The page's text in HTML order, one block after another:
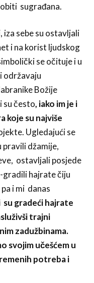
sugrađana.
iza sebe su ostavljali
i na korist ljudskog
se očituje i u
održavaju
Božije
su često, iako im je i
koje su najviše
Ugledajući se
pravili džamije,
ostavljali posjede
gradili hajrate čiju
i mi danas
gradeći hajrate
trajni
zadužbinama.
svojim učešćem u
potreba i